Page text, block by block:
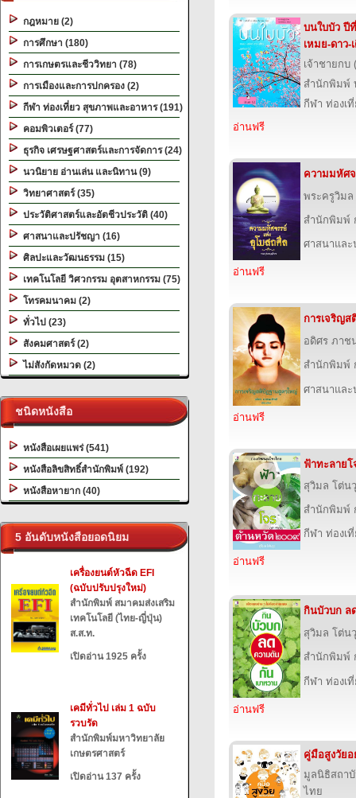
กฎหมาย (2)
การศึกษา (180)
การเกษตรและชีววิทยา (78)
การเมืองและการปกครอง (2)
กีฬา ท่องเที่ยว สุขภาพและอาหาร (191)
คอมพิวเตอร์ (77)
ธุรกิจ เศรษฐศาสตร์และการจัดการ (24)
นวนิยาย อ่านเล่น และนิทาน (9)
วิทยาศาสตร์ (35)
ประวัติศาสตร์และอัตชีวประวัติ (40)
ศาสนาและปรัชญา (16)
ศิลปะและวัฒนธรรม (15)
เทคโนโลยี วิศวกรรม อุตสาหกรรม (75)
โทรคมนาคม (2)
ทั่วไป (23)
สังคมศาสตร์ (2)
ไม่สังกัดหมวด (2)
ชนิดหนังสือ
หนังสือเผยแพร่ (541)
หนังสือลิขสิทธิ์สำนักพิมพ์ (192)
หนังสือหายาก (40)
5 อันดับหนังสือยอดนิยม
เครื่องยนต์หัวฉีด EFI
(ฉบับปรับปรุงใหม่)
สำนักพิมพ์ สมาคมส่งเสริม
เทคโนโลยี (ไทย-ญี่ปุ่น)
ส.ส.ท.
เปิดอ่าน 1925 ครั้ง
เคมีทั่วไป เล่ม 1 ฉบับ
รวบรัด
สำนักพิมพ์มหาวิทยาลัย
เกษตรศาสตร์
เปิดอ่าน 137 ครั้ง
บนใบบัว ปี
เหมย-ดาว
เจ้าชายกบ
สำนักพิมพ์
กีฬา ท่องเ
อ่านฟรี
ความมหัศ
พระครูวิม
สำนักพิมพ์
ศาสนาแล
อ่านฟรี
การเจริญ
อดิศร ภาช
สำนักพิมพ์
ศาสนาแล
อ่านฟรี
ฟ้าทะลายโ
สุวิมล โต่น
สำนักพิมพ์
กีฬา ท่องเ
อ่านฟรี
กินบัวบก ล
สุวิมล โต่น
สำนักพิมพ์
กีฬา ท่องเ
อ่านฟรี
คู่มือสูงวัย
มูลนิธิสถา
ไทย